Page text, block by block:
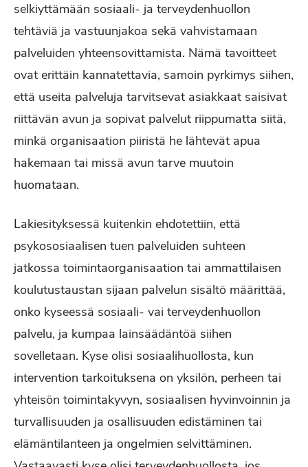
selkiyttämään sosiaali‐ ja terveydenhuollon
tehtäviä ja vastuunjakoa sekä vahvistamaan
palveluiden yhteensovittamista. Nämä tavoitteet
ovat erittäin kannatettavia, samoin pyrkimys siihen,
että useita palveluja tarvitsevat asiakkaat saisivat
riittävän avun ja sopivat palvelut riippumatta siitä,
minkä organisaation piiristä he lähtevät apua
hakemaan tai missä avun tarve muutoin
huomataan.
Lakiesityksessä kuitenkin ehdotettiin, että
psykososiaalisen tuen palveluiden suhteen
jatkossa toimintaorganisaation tai ammattilaisen
koulutustaustan sijaan palvelun sisältö määrittää,
onko kyseessä sosiaali‐ vai terveydenhuollon
palvelu, ja kumpaa lainsäädäntöä siihen
sovelletaan. Kyse olisi sosiaalihuollosta, kun
intervention tarkoituksena on yksilön, perheen tai
yhteisön toimintakyvyn, sosiaalisen hyvinvoinnin ja
turvallisuuden ja osallisuuden edistäminen tai
elämäntilanteen ja ongelmien selvittäminen.